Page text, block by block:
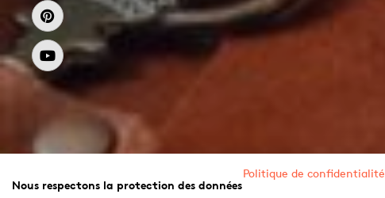
Politique de confidentialité
Nous respectons la protection des données